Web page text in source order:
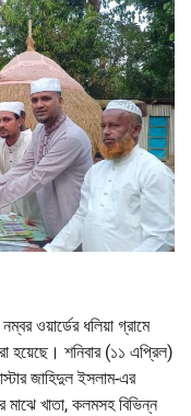
ওয়ার্ডের ধলিয়া গ্রামে
হয়েছে। শনিবার (১১ এপ্রিল)
জাহিদুল ইসলাম-এর
মাঝে খাতা, কলমসহ বিভিন্ন